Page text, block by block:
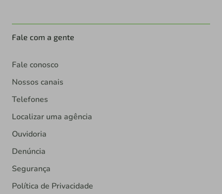
Fale com a gente
Fale conosco
Nossos canais
Telefones
Localizar uma agência
Ouvidoria
Denúncia
Segurança
Política de Privacidade